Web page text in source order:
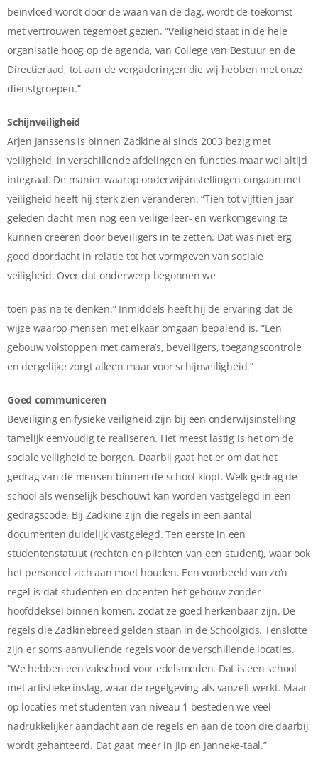
beïnvloed wordt door de waan van de dag, wordt de toekomst
met vertrouwen tegemoet gezien. “Veiligheid staat in de hele
organisatie hoog op de agenda, van College van Bestuur en de
Directieraad, tot aan de vergaderingen die wij hebben met onze
dienstgroepen.”
Schijnveiligheid
Arjen Janssens is binnen Zadkine al sinds 2003 bezig met
veiligheid, in verschillende afdelingen en functies maar wel altijd
integraal. De manier waarop onderwijsinstellingen omgaan met
veiligheid heeft hij sterk zien veranderen. “Tien tot vijftien jaar
geleden dacht men nog een veilige leer- en werkomgeving te
kunnen creëren door beveiligers in te zetten. Dat was niet erg
goed doordacht in relatie tot het vormgeven van sociale
veiligheid. Over dat onderwerp begonnen we
toen pas na te denken.” Inmiddels heeft hij de ervaring dat de
wijze waarop mensen met elkaar omgaan bepalend is. “Een
gebouw volstoppen met camera’s, beveiligers, toegangscontrole
en dergelijke zorgt alleen maar voor schijnveiligheid.”
Goed communiceren
Beveiliging en fysieke veiligheid zijn bij een onderwijsinstelling
tamelijk eenvoudig te realiseren. Het meest lastig is het om de
sociale veiligheid te borgen. Daarbij gaat het er om dat het
gedrag van de mensen binnen de school klopt. Welk gedrag de
school als wenselijk beschouwt kan worden vastgelegd in een
gedragscode. Bij Zadkine zijn die regels in een aantal
documenten duidelijk vastgelegd. Ten eerste in een
studentenstatuut (rechten en plichten van een student), waar ook
het personeel zich aan moet houden. Een voorbeeld van zo’n
regel is dat studenten en docenten het gebouw zonder
hoofddeksel binnen komen, zodat ze goed herkenbaar zijn. De
regels die Zadkinebreed gelden staan in de Schoolgids. Tenslotte
zijn er soms aanvullende regels voor de verschillende locaties.
“We hebben een vakschool voor edelsmeden. Dat is een school
met artistieke inslag, waar de regelgeving als vanzelf werkt. Maar
op locaties met studenten van niveau 1 besteden we veel
nadrukkelijker aandacht aan de regels en aan de toon die daarbij
wordt gehanteerd. Dat gaat meer in Jip en Janneke-taal.”